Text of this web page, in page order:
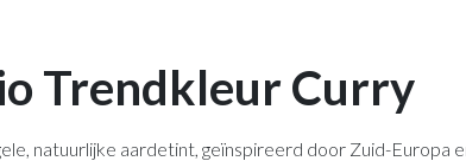
Trendkleur Curry
natuurlijke aardetint, geïnspireerd door Zuid-